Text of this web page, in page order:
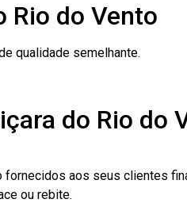
Rio do Vento
qualidade semelhante.
do Rio do
aos seus clientes
ou rebite.